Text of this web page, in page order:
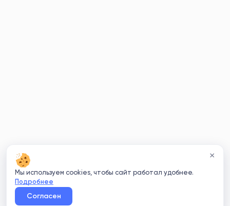
×
Мы используем cookies, чтобы сайт работал удобнее.
Подробнее
Согласен